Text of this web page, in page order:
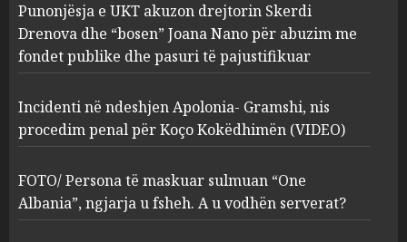
2
Apolonia- Gramshi, nis
procedim penal për Koço
Kokëdhimën (VIDEO)
MARCH 27, 2025
3
FOTO/ Persona të maskuar
sulmuan “One Albania”,
ngjarja u fsheh. A u vodhën
serverat?
MARCH 25, 2025
Punonjësja e UKT akuzon drejtorin Skerdi
Drenova dhe “bosen” Joana Nano për abuzim me
fondet publike dhe pasuri të pajustifikuar
Incidenti në ndeshjen Apolonia- Gramshi, nis
procedim penal për Koço Kokëdhimën (VIDEO)
FOTO/ Persona të maskuar sulmuan “One
Albania”, ngjarja u fsheh. A u vodhën serverat?